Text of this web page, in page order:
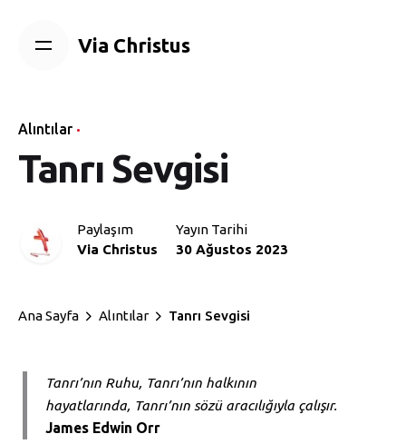
content
Via Christus
Alıntılar
Tanrı Sevgisi
Paylaşım
Via Christus
Yayın Tarihi
30 Ağustos 2023
Ana Sayfa Alıntılar Tanrı Sevgisi
Tanrı’nın Ruhu, Tanrı’nın halkının
hayatlarında, Tanrı’nın sözü aracılığıyla çalışır.
James Edwin Orr